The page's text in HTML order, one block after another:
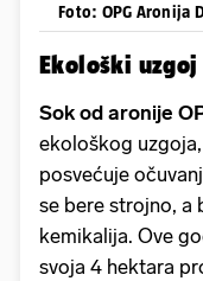
Foto: OPG Aronija
Ekološki
Sok od aronije
ekološkog
posvećuje
se bere strojno, a
kemikalija. Ove
svoja 4 hektara